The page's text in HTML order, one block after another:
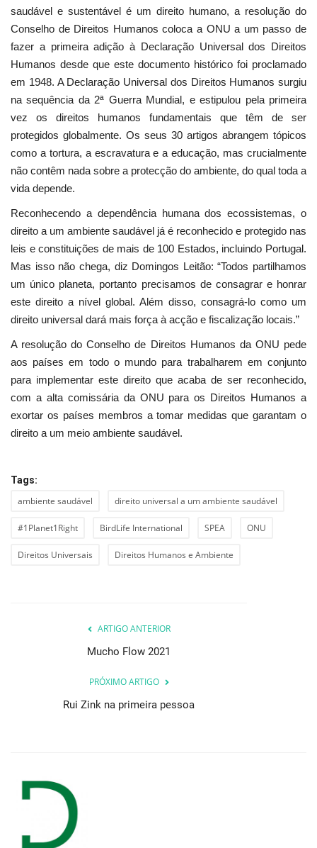
saudável e sustentável é um direito humano, a resolução do
Conselho de Direitos Humanos coloca a ONU a um passo de
fazer a primeira adição à Declaração Universal dos Direitos
Humanos desde que este documento histórico foi proclamado
em 1948. A Declaração Universal dos Direitos Humanos surgiu
na sequência da 2ª Guerra Mundial, e estipulou pela primeira
vez os direitos humanos fundamentais que têm de ser
protegidos globalmente. Os seus 30 artigos abrangem tópicos
como a tortura, a escravatura e a educação, mas crucialmente
não contêm nada sobre a protecção do ambiente, do qual toda a
vida depende.
Reconhecendo a dependência humana dos ecossistemas, o
direito a um ambiente saudável já é reconhecido e protegido nas
leis e constituições de mais de 100 Estados, incluindo Portugal.
Mas isso não chega, diz Domingos Leitão: “Todos partilhamos
um único planeta, portanto precisamos de consagrar e honrar
este direito a nível global. Além disso, consagrá-lo como um
direito universal dará mais força à acção e fiscalização locais.”
A resolução do Conselho de Direitos Humanos da ONU pede
aos países em todo o mundo para trabalharem em conjunto
para implementar este direito que acaba de ser reconhecido,
com a alta comissária da ONU para os Direitos Humanos a
exortar os países membros a tomar medidas que garantam o
direito a um meio ambiente saudável.
Tags:
ambiente saudável direito universal a um ambiente saudável
#1Planet1Right BirdLife International SPEA ONU
Direitos Universais Direitos Humanos e Ambiente
ARTIGO ANTERIOR
Mucho Flow 2021
PRÓXIMO ARTIGO
Rui Zink na primeira pessoa